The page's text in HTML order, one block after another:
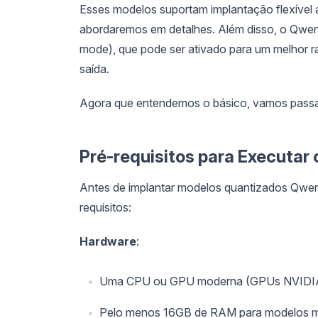
Esses modelos suportam implantação
abordaremos em detalhes. Além disso, o
mode), que pode ser ativado para um melhor
saída.
Agora que entendemos o básico, vamos
Pré-requisitos para Executar
Antes de implantar modelos quantizados
requisitos:
Hardware:
Uma CPU ou GPU moderna (GPUs
Pelo menos 16GB de RAM para